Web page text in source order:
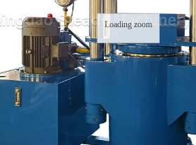
Loading zoom